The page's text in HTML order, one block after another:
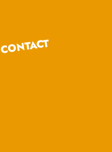
CONTACT